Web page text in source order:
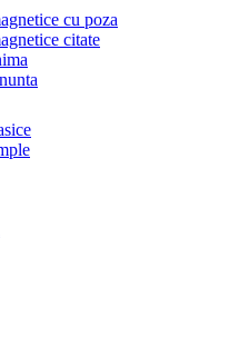
cu poza
citate